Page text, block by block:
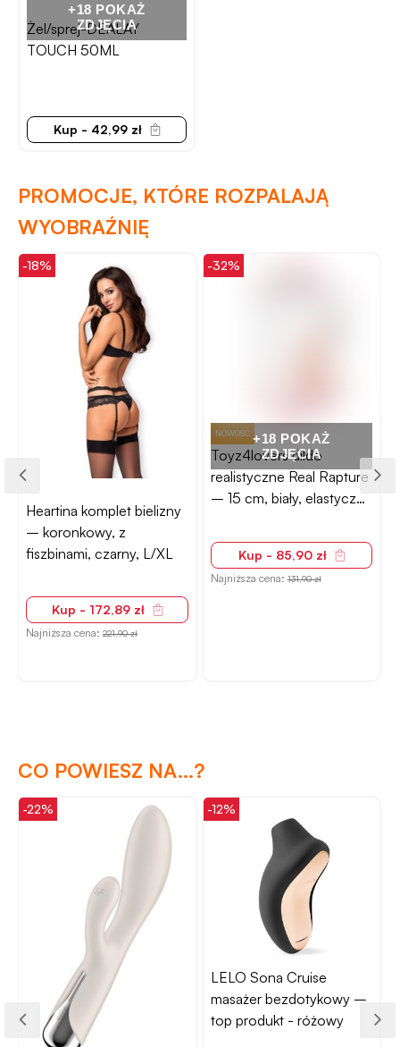
+18 POKAŻ
ZDJĘCIA
Żel/sprej-DEALAY
TOUCH 50ML
Kup - 42,99 zł
PROMOCJE, KTÓRE ROZPALAJĄ
WYOBRAŹNIĘ
-18%
Heartina komplet bielizny
– koronkowy, z
fiszbinami, czarny, L/XL
Kup - 172,89 zł
Najniższa cena:221,90 zł
+18 POKAŻ
ZDJĘCIA
-32%
NOWOŚĆ
Toyz4lovers dildo
realistyczne Real Rapture
– 15 cm, biały, elastyczny
Kup - 85,90 zł
Najniższa cena:131,90 zł
CO POWIESZ NA...?
-22%
LELO Sona Cruise
masażer bezdotykowy –
top produkt - różowy
-12%